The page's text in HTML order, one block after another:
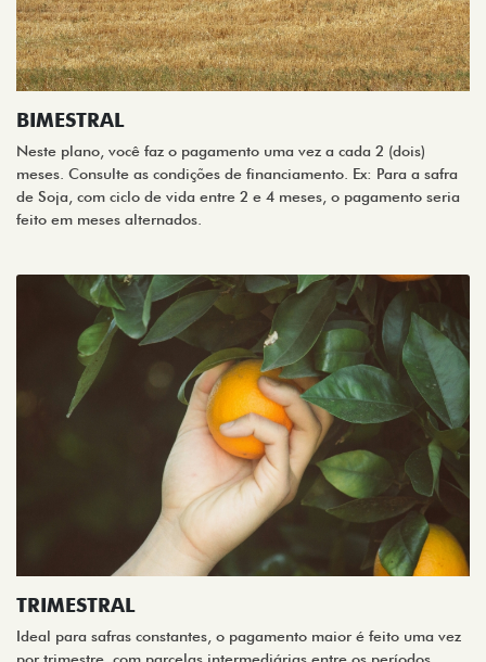
BIMESTRAL
Neste plano, você faz o pagamento uma vez a cada 2 (dois)
meses. Consulte as condições de financiamento. Ex: Para a safra
de Soja, com ciclo de vida entre 2 e 4 meses, o pagamento seria
feito em meses alternados.
TRIMESTRAL
Ideal para safras constantes, o pagamento maior é feito uma vez
por trimestre, com parcelas intermediárias entre os períodos.